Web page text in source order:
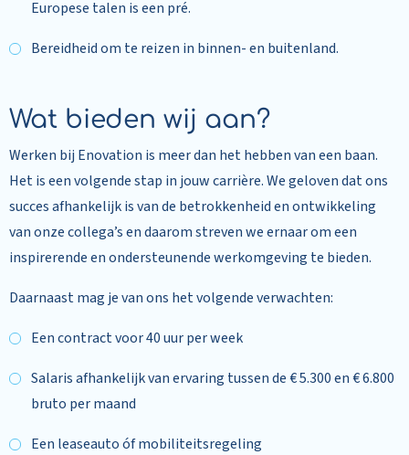
Europese talen is een pré.
Bereidheid om te reizen in binnen- en buitenland.
Wat bieden wij aan?
Werken bij Enovation is meer dan het hebben van een baan.
Het is een volgende stap in jouw carrière. We geloven dat ons
succes afhankelijk is van de betrokkenheid en ontwikkeling
van onze collega’s en daarom streven we ernaar om een
inspirerende en ondersteunende werkomgeving te bieden.
Daarnaast mag je van ons het volgende verwachten:
Een contract voor 40 uur per week
Salaris afhankelijk van ervaring tussen de € 5.300 en € 6.800
bruto per maand
Een leaseauto óf mobiliteitsregeling